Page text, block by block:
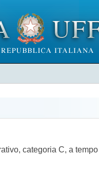
categoria C, a